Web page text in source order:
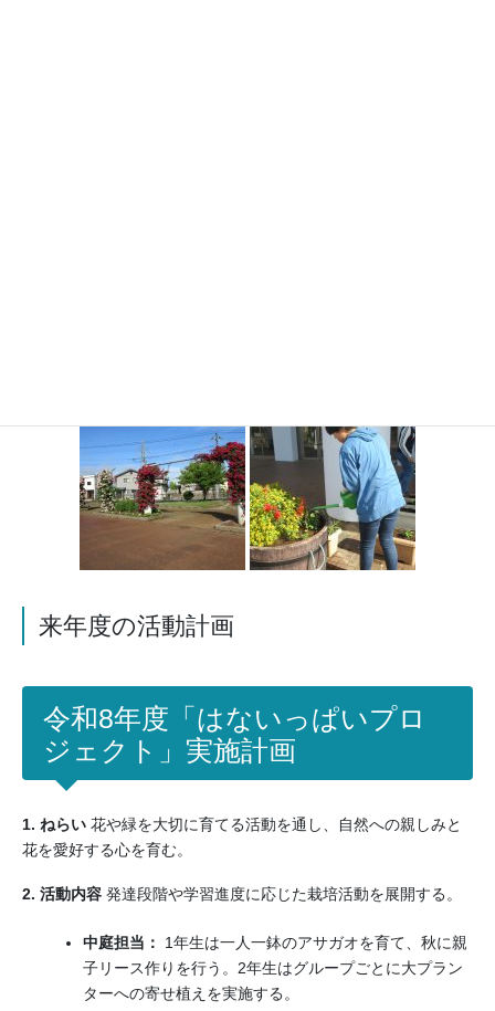
来年度の活動計画
令和8年度「はないっぱいプロ
ジェクト」実施計画
1. ねらい花や緑を大切に育てる活動を通し、自然への親しみと
花を愛好する心を育む。
2. 活動内容発達段階や学習進度に応じた栽培活動を展開する。
中庭担当：
1年生は一人一鉢のアサガオを育て、秋に親
子リース作りを行う。2年生はグループごとに大プラン
ターへの寄せ植えを実施する。